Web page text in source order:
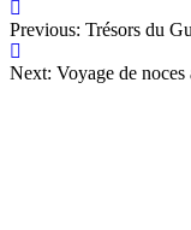
Previous: Trésors du
Next: Voyage de